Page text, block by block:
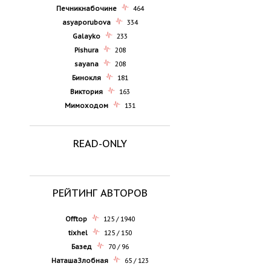
Печникнабочине
464
asyaporubova
334
Galayko
233
Pishura
208
sayana
208
Бинокля
181
Виктория
163
Мимоходом
131
READ-ONLY
РЕЙТИНГ АВТОРОВ
Offtop
125 / 1940
tixhel
125 / 150
Базед
70 / 96
НаташаЗлобная
65 / 123